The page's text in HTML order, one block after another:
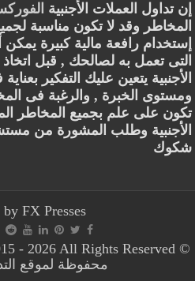
إن تداول العملات الأجنبية
المخاطر وقد لا تكون مناسبة
إستخدام رافعة مالية كبيرة
التى تعمل به لصالحك , قبل
الأجنبية يتعين عليك التفكير
ومستوى الخبرة , والرغبة فى
تكون على علم بجميع المخاطر
الأجنبية وطلب المشورة من
شكوك
by FX Presses
محفوظة لموقع